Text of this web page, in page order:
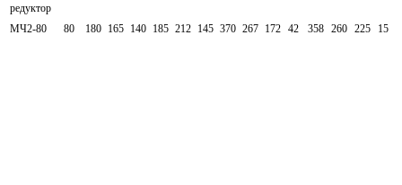
редуктор
МЧ2-80 80 180 165 140 185 212 145 370 267 172 42 358 260 225 15